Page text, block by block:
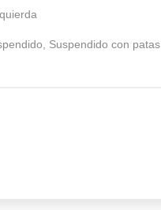
Suspendido con patas